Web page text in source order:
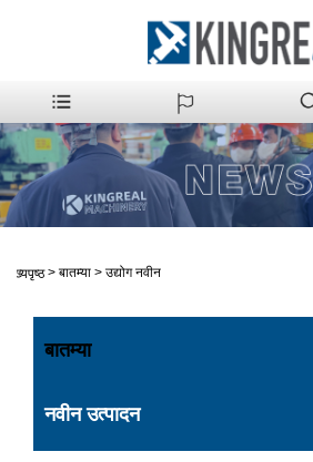
मुख्यपृष्ठ > बातम्या > उद्योग नवीन
बातम्या
नवीन उत्पादन